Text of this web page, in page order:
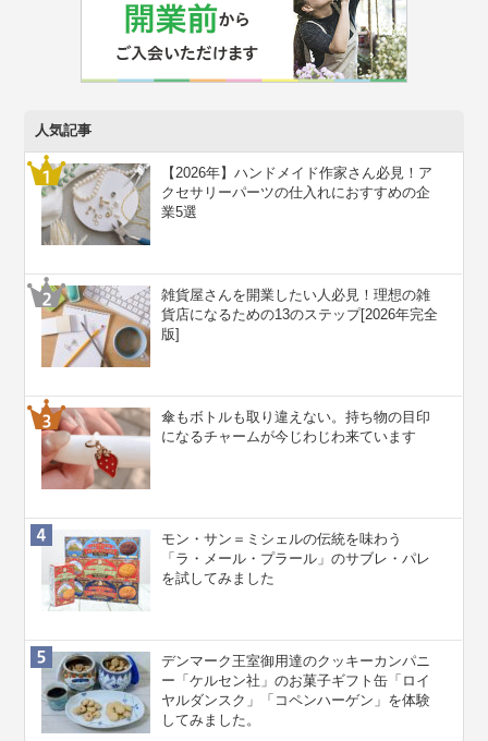
人気記事
【2026年】ハンドメイド作家さん必見！ア
クセサリーパーツの仕入れにおすすめの企
業5選
雑貨屋さんを開業したい人必見！理想の雑
貨店になるための13のステップ[2026年完全
版]
傘もボトルも取り違えない。持ち物の目印
になるチャームが今じわじわ来ています
モン・サン＝ミシェルの伝統を味わう
「ラ・メール・プラール」のサブレ・パレ
を試してみました
デンマーク王室御用達のクッキーカンパニ
ー「ケルセン社」のお菓子ギフト缶「ロイ
ヤルダンスク」「コペンハーゲン」を体験
してみました。